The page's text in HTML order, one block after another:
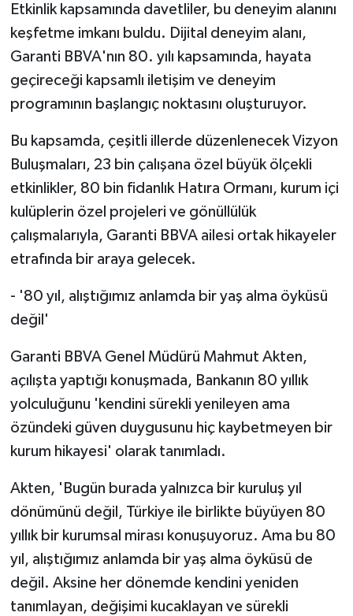
Etkinlik kapsamında davetliler, bu deneyim alanını
keşfetme imkanı buldu. Dijital deneyim alanı,
Garanti BBVA'nın 80. yılı kapsamında, hayata
geçireceği kapsamlı iletişim ve deneyim
programının başlangıç noktasını oluşturuyor.
Bu kapsamda, çeşitli illerde düzenlenecek Vizyon
Buluşmaları, 23 bin çalışana özel büyük ölçekli
etkinlikler, 80 bin fidanlık Hatıra Ormanı, kurum içi
kulüplerin özel projeleri ve gönüllülük
çalışmalarıyla, Garanti BBVA ailesi ortak hikayeler
etrafında bir araya gelecek.
- '80 yıl, alıştığımız anlamda bir yaş alma öyküsü
değil'
Garanti BBVA Genel Müdürü Mahmut Akten,
açılışta yaptığı konuşmada, Bankanın 80 yıllık
yolculuğunu 'kendini sürekli yenileyen ama
özündeki güven duygusunu hiç kaybetmeyen bir
kurum hikayesi' olarak tanımladı.
Akten, 'Bugün burada yalnızca bir kuruluş yıl
dönümünü değil, Türkiye ile birlikte büyüyen 80
yıllık bir kurumsal mirası konuşuyoruz. Ama bu 80
yıl, alıştığımız anlamda bir yaş alma öyküsü de
değil. Aksine her dönemde kendini yeniden
tanımlayan, değişimi kucaklayan ve sürekli